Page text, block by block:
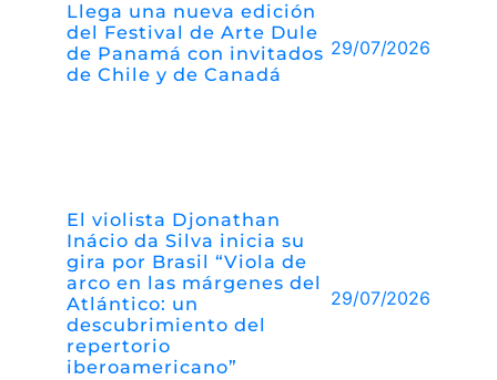
Llega una nueva edición
del Festival de Arte Dule
de Panamá con invitados
de Chile y de Canadá
29/07/2026
El violista Djonathan
Inácio da Silva inicia su
gira por Brasil “Viola de
arco en las márgenes del
Atlántico: un
descubrimiento del
repertorio
iberoamericano”
29/07/2026